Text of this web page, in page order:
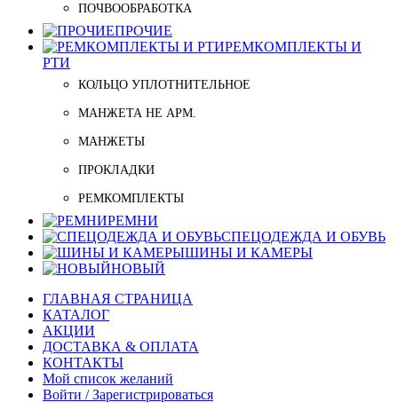
ПОЧВООБРАБОТКА
ПРОЧИЕ
РЕМКОМПЛЕКТЫ И
РТИ
КОЛЬЦО УПЛОТНИТЕЛЬНОЕ
МАНЖЕТА НЕ АРМ.
МАНЖЕТЫ
ПРОКЛАДКИ
РЕМКОМПЛЕКТЫ
РЕМНИ
СПЕЦОДЕЖДА И ОБУВЬ
ШИНЫ И КАМЕРЫ
НОВЫЙ
ГЛАВНАЯ СТРАНИЦА
КАТАЛОГ
АКЦИИ
ДОСТАВКА & ОПЛАТА
КОНТАКТЫ
Мой список желаний
Войти / Зарегистрироваться